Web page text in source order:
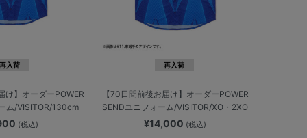
再入荷
け】オーダーPOWER
ム/VISITOR/130cm
(税込)
再入荷
【70日間前後お届け】オーダーPOWER
SENDユニフォーム/VISITOR/XO・2XO
¥14,000 (税込)